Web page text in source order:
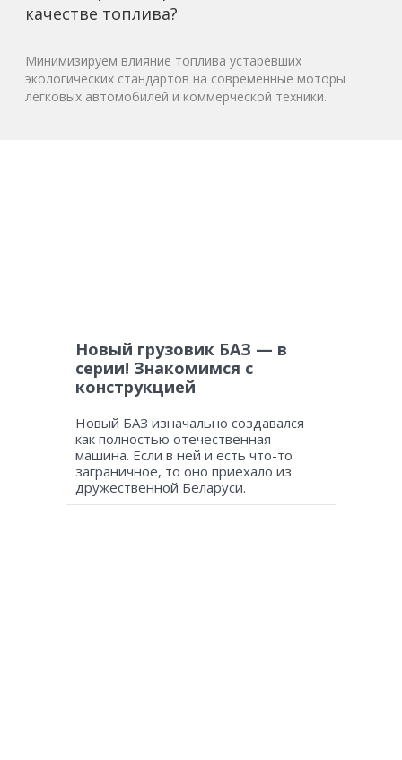
качестве топлива?
Минимизируем влияние топлива устаревших
экологических стандартов на современные моторы
легковых автомобилей и коммерческой техники.
Новый грузовик БАЗ — в
серии! Знакомимся с
конструкцией
Новый БАЗ изначально создавался
как полностью отечественная
машина. Если в ней и есть что-то
заграничное, то оно приехало из
дружественной Беларуси.